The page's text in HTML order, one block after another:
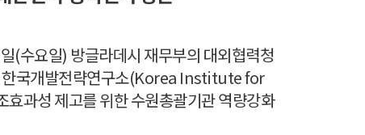
(수요일) 방글라데시 재무부의 대외협력청
한국개발전략연구소(Korea Institute for
과성 제고를 위한 수원총괄기관 역량강화